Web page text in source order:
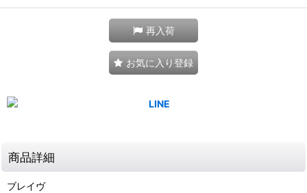
再入荷
お気に入り登録
商品詳細
ブレイヴ